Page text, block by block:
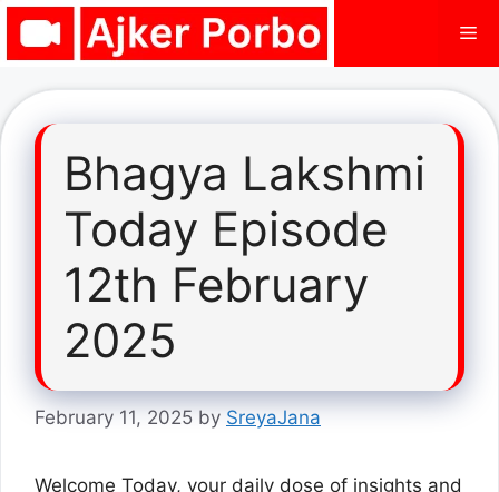
Skip
Bhagya Lakshmi
Today Episode
12th February
2025
February 11, 2025 by SreyaJana
Welcome Today, your daily dose of insights and